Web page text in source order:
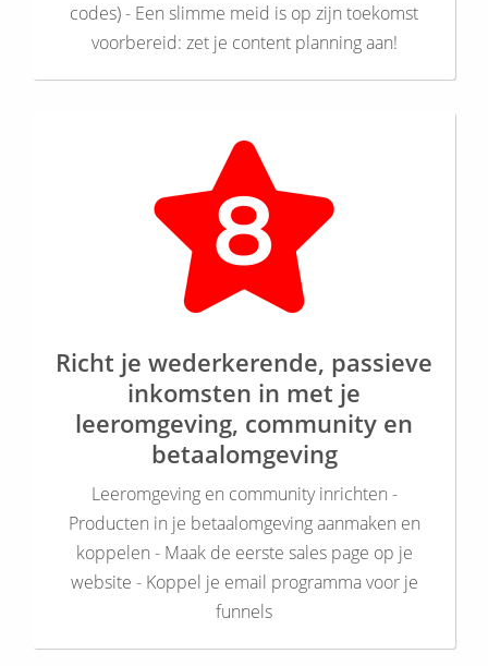
codes) - Een slimme meid is op zijn toekomst
voorbereid: zet je content planning aan!
Richt je wederkerende, passieve
inkomsten in met je
leeromgeving, community en
betaalomgeving
Leeromgeving en community inrichten -
Producten in je betaalomgeving aanmaken en
koppelen - Maak de eerste sales page op je
website - Koppel je email programma voor je
funnels